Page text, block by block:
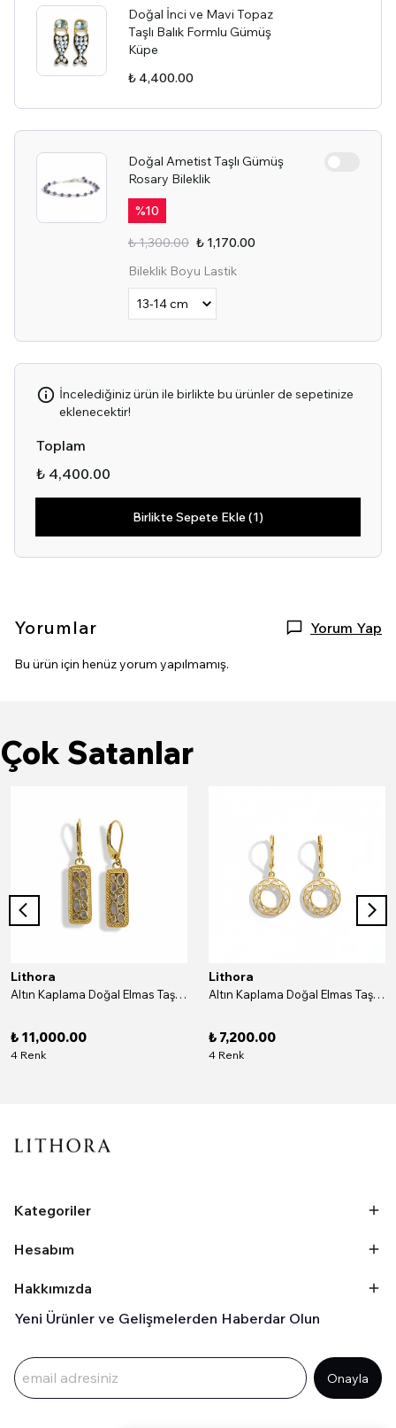
Doğal İnci ve Mavi Topaz
Taşlı Balık Formlu Gümüş
Küpe
₺ 4,400.00
Doğal Ametist Taşlı Gümüş
Rosary Bileklik
%10
₺ 1,300.00 ₺ 1,170.00
Bileklik Boyu Lastik
İncelediğiniz ürün ile birlikte bu ürünler de sepetinize
eklenecektir!
Toplam
₺ 4,400.00
Birlikte Sepete Ekle (1)
Yorumlar Yorum Yap
Bu ürün için henüz yorum yapılmamış.
Çok Satanlar
Lithora
Altın Kaplama Doğal Elmas Taşlı Dikdörtgen Gümüş Küpe
₺ 11,000.00
4 Renk
Lithora
Altın Kaplama Doğal Elmas Taşlı Yuvarlak Gümüş Küpe
₺ 7,200.00
4 Renk
Kategoriler
Hesabım
Hakkımızda
Yeni Ürünler ve Gelişmelerden Haberdar Olun
Onayla